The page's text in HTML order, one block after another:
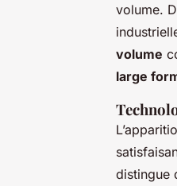
volume.
volume
large
distingue